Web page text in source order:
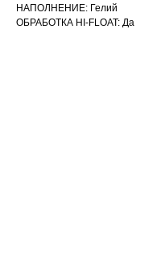
НАПОЛНЕНИЕ: Гелий
ОБРАБОТКА HI-FLOAT: Да